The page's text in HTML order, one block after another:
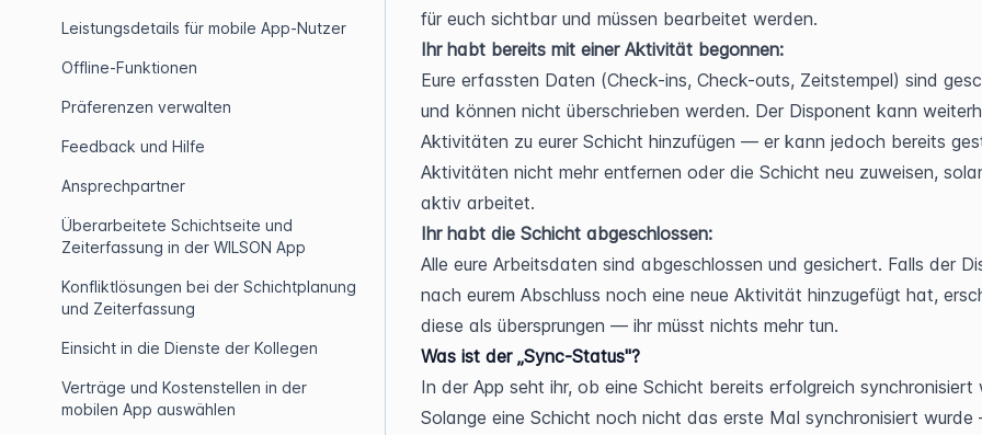
Leistungsdetails für mobile App-Nutzer
Offline-Funktionen
Präferenzen verwalten
Feedback und Hilfe
Ansprechpartner
Überarbeitete Schichtseite und
Zeiterfassung in der WILSON App
Konfliktlösungen bei der Schichtplanung
und Zeiterfassung
Einsicht in die Dienste der Kollegen
Verträge und Kostenstellen in der
mobilen App auswählen
für euch sichtbar und müssen bearbeitet werden.
Ihr habt bereits mit einer Aktivität begonnen:
Eure erfassten Daten (Check-ins, Check-outs, Zeitstempel) sind
und können nicht überschrieben werden. Der Disponent kann
Aktivitäten zu eurer Schicht hinzufügen — er kann jedoch bereits
Aktivitäten nicht mehr entfernen oder die Schicht neu zuweisen,
aktiv arbeitet.
Ihr habt die Schicht abgeschlossen:
Alle eure Arbeitsdaten sind abgeschlossen und gesichert. Falls der
nach eurem Abschluss noch eine neue Aktivität hinzugefügt hat,
diese als übersprungen — ihr müsst nichts mehr tun.
Was ist der „Sync-Status"?
In der App seht ihr, ob eine Schicht bereits erfolgreich synchronisiert
Solange eine Schicht noch nicht das erste Mal synchronisiert